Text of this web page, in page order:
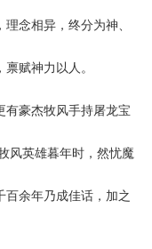
念相异，终分为神、
赋神力以人。
有豪杰牧风手持屠龙宝
风英雄暮年时，然忧魔
余年乃成佳话，加之